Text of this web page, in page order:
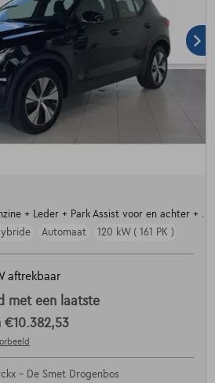
+ Leder + Park Assist voor en achter + ....
Automaat 120 kW ( 161 PK )
aftrekbaar
met een laatste
€10.382,53
- De Smet Drogenbos